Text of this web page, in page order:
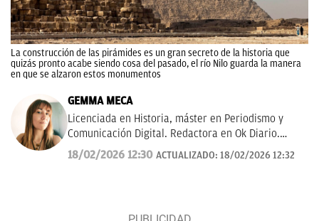
La construcción de las pirámides es un gran secreto de la historia que
quizás pronto acabe siendo cosa del pasado, el río Nilo guarda la manera
en que se alzaron estos monumentos
GEMMA MECA
Licenciada en Historia, máster en Periodismo y
Comunicación Digital. Redactora en Ok Diario.
Cuento historias, soy amante de los astros, sigo a la
luna, los TT de Twitter y las tendencias en moda.
18/02/2026 12:30 ACTUALIZADO: 18/02/2026 12:32